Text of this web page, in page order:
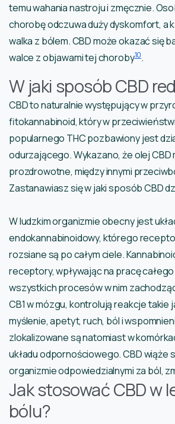
temu wahania nastroju i zmęcznie.
chorobę odczuwa duży dyskomfort, a
walka z bólem. CBD może okazać się
walce z objawami tej choroby10.
W jaki sposób CBD
CBD to naturalnie występujący w
fitokannabinoid, który w
popularnego THC pozbawiony jest
odurzającego. Wykazano, że olej CBD
prozdrowotne, między innymi
Zastanawiasz się w jaki sposób CBD
W ludzkim organizmie obecny jest
endokannabinoidowy, którego
rozsiane są po całym ciele.
receptory, wpływając na pracę
wszystkich procesów w nim
CB1 w mózgu, kontrolują reakcje takie
myślenie, apetyt, ruch, ból i
zlokalizowane są natomiast w
układu odpornościowego. CBD wiąże
organizmie odpowiedzialnymi za ból,
Jak stosować CBD w
bólu?